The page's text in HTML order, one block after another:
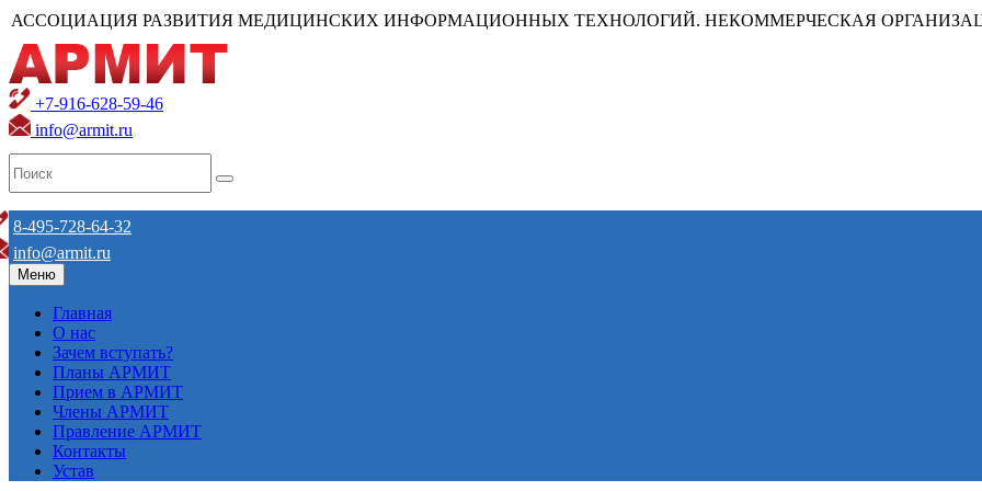
АССОЦИАЦИЯ РАЗВИТИЯ МЕДИЦИНСКИХ ИНФОРМАЦИОННЫХ ТЕХНОЛОГИЙ. НЕКОММЕРЧЕСКАЯ
+7-916-628-59-46
info@armit.ru
8-495-728-64-32
info@armit.ru
Меню
Главная
О нас
Зачем вступать?
Планы АРМИТ
Прием в АРМИТ
Члены АРМИТ
Правление АРМИТ
Контакты
Устав